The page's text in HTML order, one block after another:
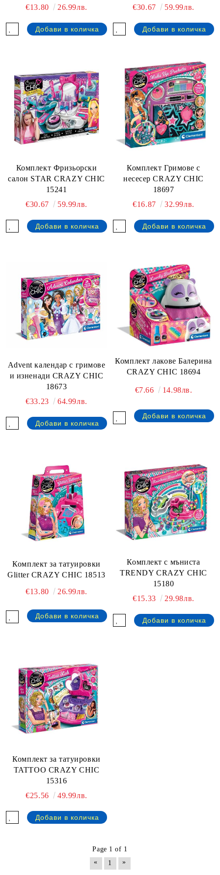
€13.80 26.99лв. €30.67 59.99лв.
Комплект Фризьорски
салон STAR CRAZY CHIC
15241
€30.67
59.99лв.
Комплект Гримове с
несесер CRAZY CHIC
18697
€16.87
32.99лв.
Advent календар с гримове
и изненади CRAZY CHIC
18673
€33.23
64.99лв.
Комплект лакове Балерина
CRAZY CHIC 18694
€7.66 14.98лв.
Комплект за татуировки
Glitter CRAZY CHIC 18513
€13.80 26.99лв.
Комплект с мъниста
TRENDY CRAZY CHIC
15180
€15.33
29.98лв.
Комплект за татуировки
TATTOO CRAZY CHIC
15316
€25.56
49.99лв.
Page 1 of 1
«
1 »